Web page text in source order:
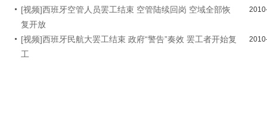
[视频]西班牙空管人员罢工结束 空管陆续回岗 空域全部恢
复开放
[视频]西班牙民航大罢工结束 政府“警告”奏效 罢工者开始复
工